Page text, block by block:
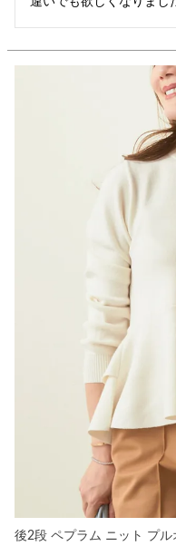
後2段 ペプラム ニット プ